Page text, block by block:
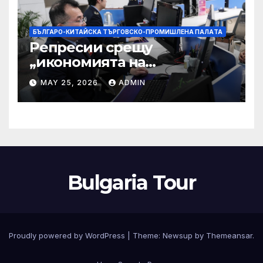
БЪЛГАРО-КИТАЙСКА ТЪРГОВСКО-ПРОМИШЛЕНА ПАЛAТА
Репресии срещу
„икономията на
фактурирането“
MAY 25, 2026 ADMIN
Bulgaria Tour
Proudly powered by WordPress Theme: Newsup by Themeansar.